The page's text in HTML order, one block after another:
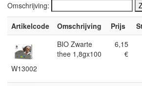
Omschrijving:
Artikelcode Omschrijving Prijs
W13002
BIO Zwarte
thee 1,8gx100
6,15
€